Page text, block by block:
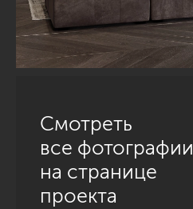
Смотреть
все фотографии
на странице
проекта